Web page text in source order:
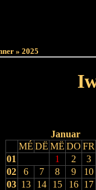
» 2025
Januar
MÉ DË MË DO FR
01
1 2
3
02
6 7 8 9
10
03 13 14 15 16
17